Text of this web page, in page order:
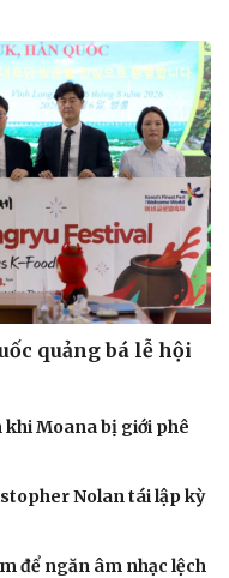
quảng bá lễ hội
khi Moana bị giới phê
Nolan tái lập kỳ
để ngăn âm nhạc lệch